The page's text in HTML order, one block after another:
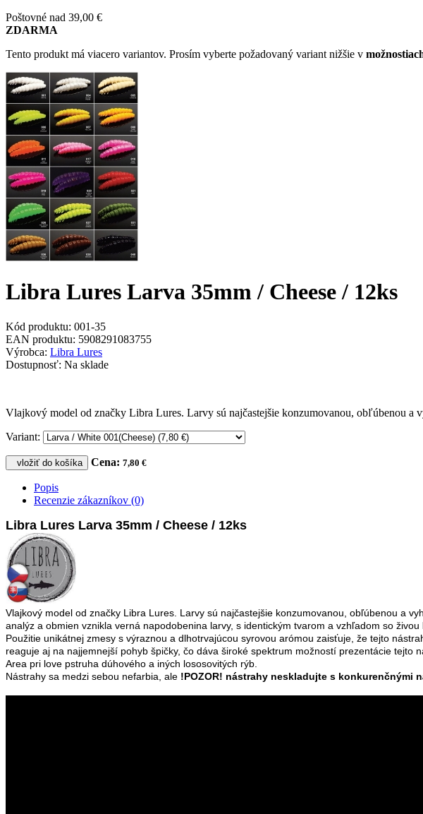
Poštovné nad 39,00 €
ZDARMA
Tento produkt má viacero variantov. Prosím vyberte požadovaný variant nižšie v
Libra Lures Larva 35mm / Cheese / 12ks
Kód produktu: 001-35
EAN produktu: 5908291083755
Výrobca: Libra Lures
Dostupnosť: Na sklade
Vlajkový model od značky Libra Lures. Larvy sú najčastejšie konzumovanou, obľúbenou
Variant:
vložiť do košíka Cena: 7,80 €
Popis
Recenzie zákazníkov (0)
Libra Lures Larva 35mm / Cheese / 12ks
Vlajkový model od značky Libra Lures. Larvy sú najčastejšie konzumovanou, obľúbenou a
analýz a obmien vznikla verná napodobenina larvy, s identickým tvarom a vzhľadom so živou
Použitie unikátnej zmesy s výraznou a dlhotrvajúcou syrovou arómou zaisťuje, že tejto
reaguje aj na najjemnejší pohyb špičky, čo dáva široké spektrum možností prezentácie tejto
Area pri love pstruha dúhového a iných lososovitých rýb.
Nástrahy sa medzi sebou nefarbia, ale !POZOR! nástrahy neskladujte s konkurenčnými